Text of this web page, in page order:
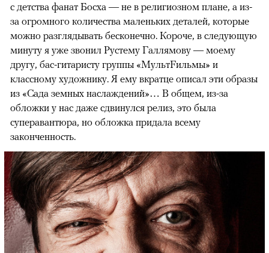
с детства фанат Босха — не в религиозном плане, а из-
за огромного количества маленьких деталей, которые
можно разглядывать бесконечно. Короче, в следующую
минуту я уже звонил Рустему Галлямову — моему
другу, бас-гитаристу группы «МультFильмы» и
классному художнику. Я ему вкратце описал эти образы
из «Сада земных наслаждений»… В общем, из-за
обложки у нас даже сдвинулся релиз, это была
суперавантюра, но обложка придала всему
законченность.